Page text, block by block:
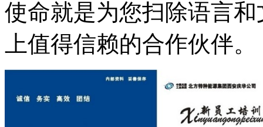
使命就是为您扫除语言
上值得信赖的合作伙伴。